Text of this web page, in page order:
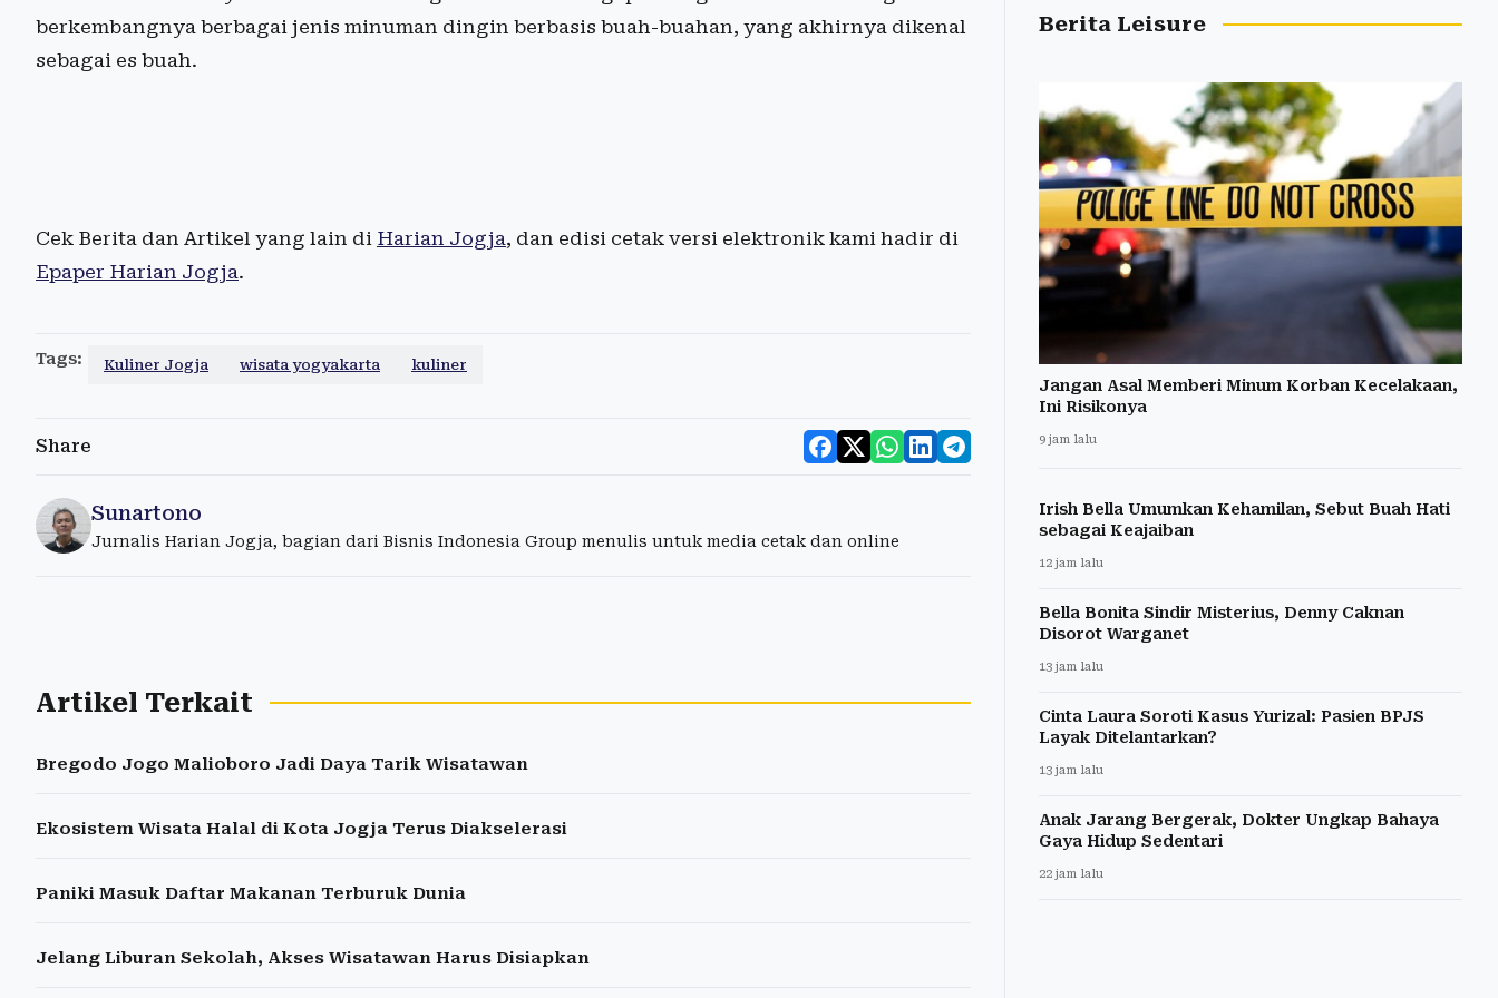
berkembangnya berbagai jenis minuman dingin berbasis buah-buahan, yang akhirnya dikenal
sebagai es buah.
Cek Berita dan Artikel yang lain di Harian Jogja, dan edisi cetak versi elektronik kami hadir di
Epaper Harian Jogja.
Tags: Kuliner Jogja wisata yogyakarta kuliner
Share
Sunartono
Jurnalis Harian Jogja, bagian dari Bisnis Indonesia Group menulis untuk media cetak dan online
Artikel Terkait
Bregodo Jogo Malioboro Jadi Daya Tarik Wisatawan
Ekosistem Wisata Halal di Kota Jogja Terus Diakselerasi
Paniki Masuk Daftar Makanan Terburuk Dunia
Jelang Liburan Sekolah, Akses Wisatawan Harus Disiapkan
Berita Leisure
Jangan Asal Memberi Minum Korban Kecelakaan,
Ini Risikonya
9 jam lalu
Irish Bella Umumkan Kehamilan, Sebut Buah Hati
sebagai Keajaiban
12 jam lalu
Bella Bonita Sindir Misterius, Denny Caknan
Disorot Warganet
13 jam lalu
Cinta Laura Soroti Kasus Yurizal: Pasien BPJS
Layak Ditelantarkan?
13 jam lalu
Anak Jarang Bergerak, Dokter Ungkap Bahaya
Gaya Hidup Sedentari
22 jam lalu